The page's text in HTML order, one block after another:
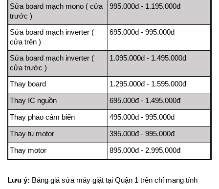
Sửa board mạch mono ( cửa
trước )
995.000đ - 1.195.000đ
Sửa board mạch inverter (
cửa trên )
695.000đ - 995.000đ
Sửa board mạch inverter (
cửa trước )
1.095.000đ - 1.495.000đ
Thay board 1.295.000đ - 1.595.000đ
Thay IC nguồn 695.000đ - 1.495.000đ
Thay phao cảm biến 495.000đ - 995.000đ
Thay tụ motor 395.000đ - 995.000đ
Thay motor 895.000đ - 2.995.000đ
Lưu ý: Bảng giá sửa máy giặt tại Quận 1 trên chỉ mang tính